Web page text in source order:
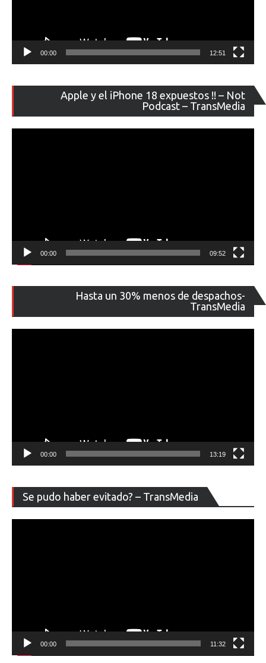
00:00 12:51
Apple y el iPhone 18 expuestos !! – Not
Podcast – TransMedia
de
00:00 09:52
Hasta un 30% menos de despachos-
TransMedia
de
00:00 13:19
Se pudo haber evitado? – TransMedia
de
00:00 11:32